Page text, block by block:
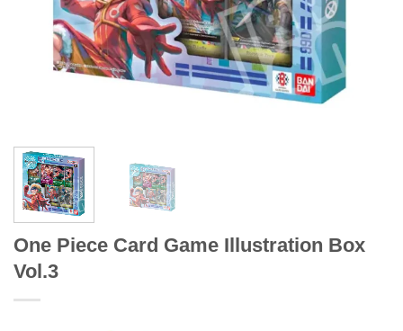
One Piece Card Game Illustration Box
Vol.3